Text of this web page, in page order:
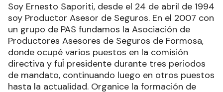
Soy Ernesto Saporiti, desde el 24 de abril de 1994
soy Productor Asesor de Seguros. En el 2007 con
un grupo de PAS fundamos la Asociación de
Productores Asesores de Seguros de Formosa,
donde ocupé varios puestos en la comisión
directiva y fuÍ presidente durante tres periodos
de mandato, continuando luego en otros puestos
hasta la actualidad. Organice la formación de